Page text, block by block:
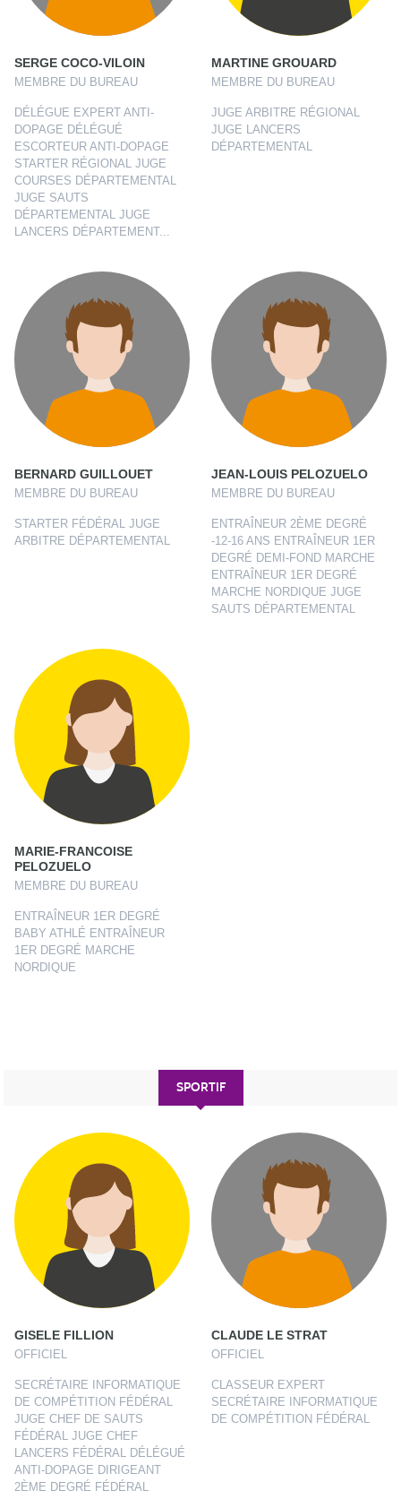
SERGE COCO-VILOIN
MEMBRE DU BUREAU
DÉLÉGUE EXPERT ANTI-
DOPAGE DÉLÉGUÉ
ESCORTEUR ANTI-DOPAGE
STARTER RÉGIONAL JUGE
COURSES DÉPARTEMENTAL
JUGE SAUTS
DÉPARTEMENTAL JUGE
LANCERS DÉPARTEMENT...
MARTINE GROUARD
MEMBRE DU BUREAU
JUGE ARBITRE RÉGIONAL
JUGE LANCERS
DÉPARTEMENTAL
BERNARD GUILLOUET
MEMBRE DU BUREAU
STARTER FÉDÉRAL JUGE
ARBITRE DÉPARTEMENTAL
JEAN-LOUIS PELOZUELO
MEMBRE DU BUREAU
ENTRAÎNEUR 2ÈME DEGRÉ
-12-16 ANS ENTRAÎNEUR 1ER
DEGRÉ DEMI-FOND MARCHE
ENTRAÎNEUR 1ER DEGRÉ
MARCHE NORDIQUE JUGE
SAUTS DÉPARTEMENTAL
MARIE-FRANCOISE
PELOZUELO
MEMBRE DU BUREAU
ENTRAÎNEUR 1ER DEGRÉ
BABY ATHLÉ ENTRAÎNEUR
1ER DEGRÉ MARCHE
NORDIQUE
SPORTIF
GISELE FILLION
OFFICIEL
SECRÉTAIRE INFORMATIQUE
DE COMPÉTITION FÉDÉRAL
JUGE CHEF DE SAUTS
FÉDÉRAL JUGE CHEF
LANCERS FÉDÉRAL DÉLÉGUÉ
ANTI-DOPAGE DIRIGEANT
2ÈME DEGRÉ FÉDÉRAL
CLAUDE LE STRAT
OFFICIEL
CLASSEUR EXPERT
SECRÉTAIRE INFORMATIQUE
DE COMPÉTITION FÉDÉRAL